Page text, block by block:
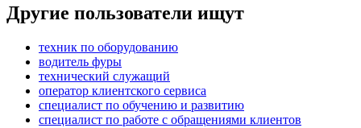
Другие пользователи ищут
техник по оборудованию
водитель фуры
технический служащий
оператор клиентского сервиса
специалист по обучению и развитию
специалист по работе с обращениями клиентов